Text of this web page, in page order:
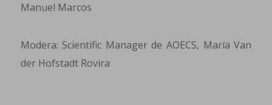
Manuel Marcos
Modera: Scientific Manager de AOECS, María Van
der Hofstadt Rovira